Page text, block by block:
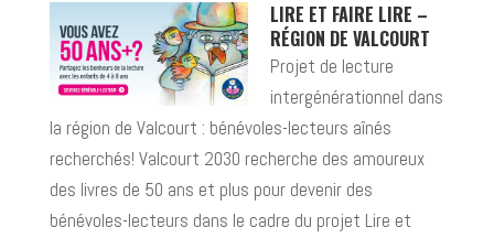
LIRE ET FAIRE LIRE –
RÉGION DE VALCOURT
Projet de lecture
intergénérationnel dans
la région de Valcourt : bénévoles-lecteurs aînés
recherchés! Valcourt 2030 recherche des amoureux
des livres de 50 ans et plus pour devenir des
bénévoles-lecteurs dans le cadre du projet Lire et